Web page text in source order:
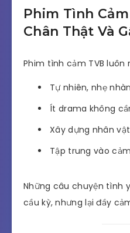
Phim Tình
Chân Thật Và
Phim tình cảm TVB luôn
Tự nhiên, nhẹ
Ít drama không
Xây dựng nhân
Tập trung vào
Những câu chuyện tình
cầu kỳ, nhưng lại đầy